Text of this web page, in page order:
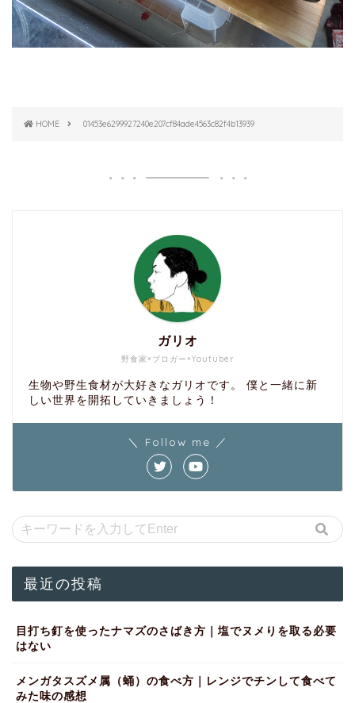
HOME 01453e6299927240e207cf84ade4563c82f4b13939
野食家×ブロガー×Youtuber
ガリオ
生物や野生食材が大好きなガリオです。 僕と一緒に新
しい世界を開拓していきましょう！
＼ Follow me ／
最近の投稿
目打ち釘を使ったナマズのさばき方｜塩でヌメりを取る必要
はない
メンガタスズメ属（蛹）の食べ方｜レンジでチンして食べて
みた味の感想